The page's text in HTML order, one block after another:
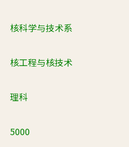
核科学与技术系
核工程与核技术
理科
5000